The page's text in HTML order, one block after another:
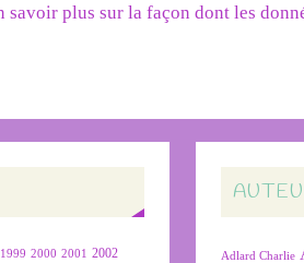
savoir plus sur la façon dont les
1999 2000 2001 2002 Adlard Charlie